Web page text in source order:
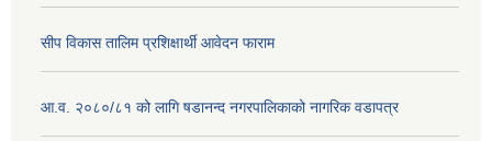
सीप विकास तालिम प्रशिक्षार्थी आवेदन फाराम
आ.व. २०८०/८१ को लागि षडानन्द नगरपालिकाको नागरिक वडापत्र